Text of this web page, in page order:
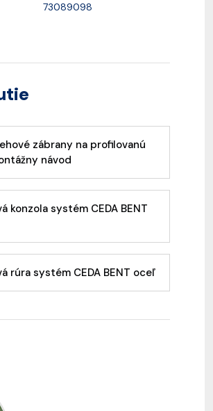
73089098
zábrany na profilovanú
návod
konzola systém CEDA BENT
rúra systém CEDA BENT oceľ